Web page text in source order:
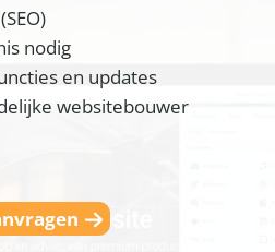
nodig
en updates
websitebouwer